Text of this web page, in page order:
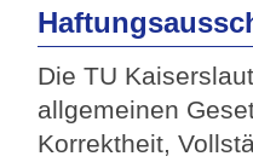
Die TU
allgemeinen
Korrektheit,